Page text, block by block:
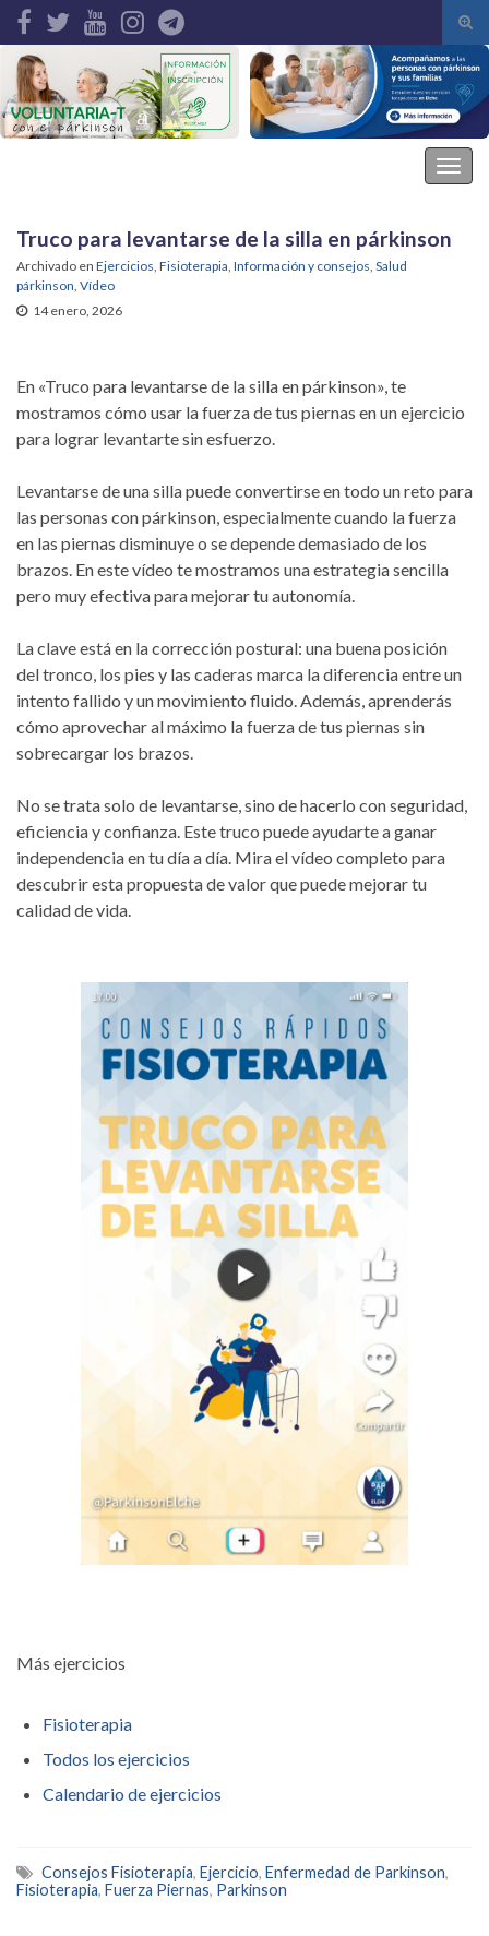
de
Search for:
Truco para levantarse de la silla en párkinson
Archivado en Ejercicios, Fisioterapia, Información y consejos, Salud
párkinson, Vídeo
14 enero, 2026
En «Truco para levantarse de la silla en párkinson», te
mostramos cómo usar la fuerza de tus piernas en un ejercicio
para lograr levantarte sin esfuerzo.
Levantarse de una silla puede convertirse en todo un reto para
las personas con párkinson, especialmente cuando la fuerza
en las piernas disminuye o se depende demasiado de los
brazos. En este vídeo te mostramos una estrategia sencilla
pero muy efectiva para mejorar tu autonomía.
La clave está en la corrección postural: una buena posición
del tronco, los pies y las caderas marca la diferencia entre un
intento fallido y un movimiento fluido. Además, aprenderás
cómo aprovechar al máximo la fuerza de tus piernas sin
sobrecargar los brazos.
No se trata solo de levantarse, sino de hacerlo con seguridad,
eficiencia y confianza. Este truco puede ayudarte a ganar
independencia en tu día a día. Mira el vídeo completo para
descubrir esta propuesta de valor que puede mejorar tu
calidad de vida.
Más ejercicios
Fisioterapia
Todos los ejercicios
Calendario de ejercicios
Consejos Fisioterapia, Ejercicio, Enfermedad de Parkinson,
Fisioterapia, Fuerza Piernas, Parkinson